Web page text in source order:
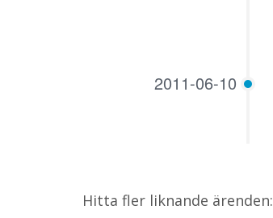
2011-06-10
Hitta fler liknande ärenden: